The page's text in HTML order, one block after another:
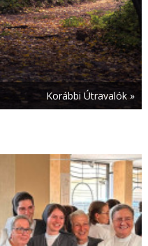
Korábbi Útravalók »